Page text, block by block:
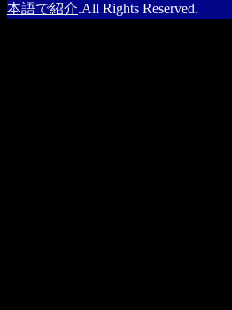
本語で紹介.All Rights Reserved.